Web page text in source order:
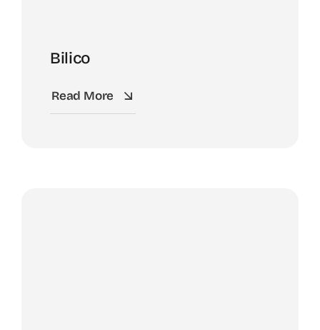
Bilico
Read More